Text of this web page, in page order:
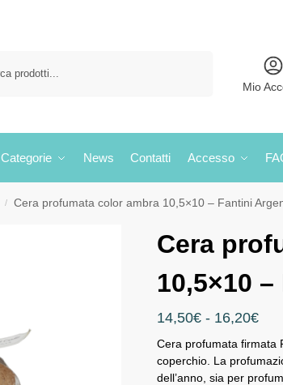
Mio
Categorie News Contatti Accesso
/ Cera profumata color ambra 10,5×10 – Fantini
Cera
10,5×10
14,50€ - 16,20€
Cera profumata firmata
coperchio. La
dell’anno, sia per